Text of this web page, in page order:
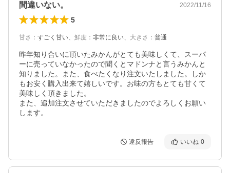
間違いない。 2022/11/16
5
甘さ ： すごく甘い、 鮮度 ： 非常に良い、 大きさ ： 普通
昨年知り合いに頂いたみかんがとても美味しくて、スーパ
ーに売っていなかったので聞くとマドンナと言うみかんと
知りました。また、食べたくなり注文いたしました。しか
もお安く購入出来て嬉しいです。お味の方もとても甘くて
美味しく頂きました。
また、追加注文させていただきましたのでよろしくお願い
します。
違反報告 いいね 0